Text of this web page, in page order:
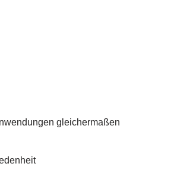
gleichermaßen